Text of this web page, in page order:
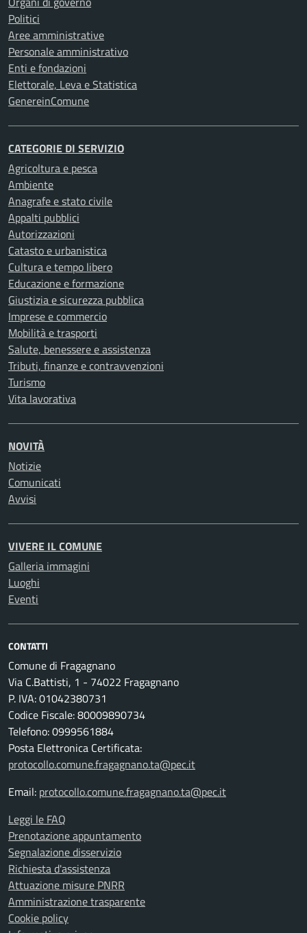
Politici
Aree amministrative
Personale amministrativo
Enti e fondazioni
Elettorale, Leva e Statistica
GenereinComune
CATEGORIE DI SERVIZIO
Agricoltura e pesca
Ambiente
Anagrafe e stato civile
Appalti pubblici
Autorizzazioni
Catasto e urbanistica
Cultura e tempo libero
Educazione e formazione
Giustizia e sicurezza pubblica
Imprese e commercio
Mobilità e trasporti
Salute, benessere e assistenza
Tributi, finanze e contravvenzioni
Turismo
Vita lavorativa
NOVITÀ
Notizie
Comunicati
Avvisi
VIVERE IL COMUNE
Galleria immagini
Luoghi
Eventi
CONTATTI
Comune di Fragagnano
Via C.Battisti, 1 - 74022 Fragagnano
P. IVA: 01042380731
Codice Fiscale: 80009890734
Telefono: 0999561884
Posta Elettronica Certificata:
protocollo.comune.fragagnano.ta@pec.it
Email: protocollo.comune.fragagnano.ta@pec.it
Leggi le FAQ
Prenotazione appuntamento
Segnalazione disservizio
Richiesta d'assistenza
Attuazione misure PNRR
Amministrazione trasparente
Cookie policy